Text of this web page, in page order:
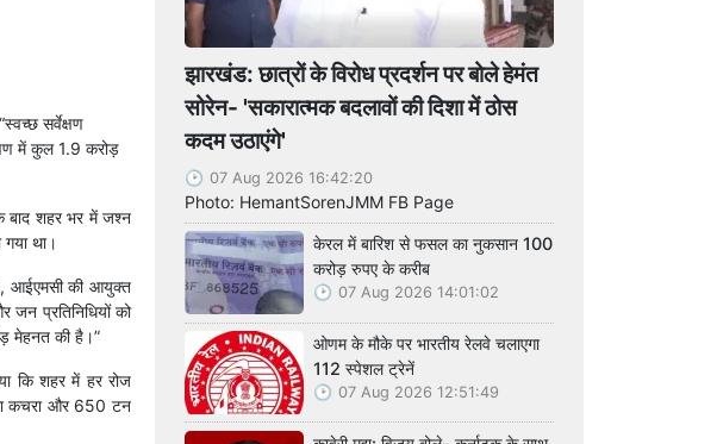
सर्वेक्षण
में कुल 1.9 करोड़
बाद शहर भर में जश्न
था।
आईएमसी की आयुक्त
जन प्रतिनिधियों को
मेहनत की है।”
कि शहर में हर रोज
कचरा और 650 टन
झारखंड: छात्रों के विरोध प्रदर्शन पर बोले हेमंत
सोरेन- 'सकारात्मक बदलावों की दिशा में ठोस
कदम उठाएंगे'
07 Aug 2026 16:42:20
Photo: HemantSorenJMM FB Page
केरल में बारिश से फसल का नुकसान 100
करोड़ रुपए के करीब
07 Aug 2026 14:01:02
ओणम के मौके पर भारतीय रेलवे चलाएगा
112 स्पेशल ट्रेनें
07 Aug 2026 12:51:49